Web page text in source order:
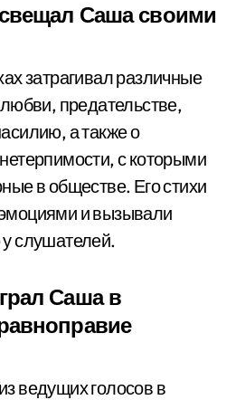
Саша своими
затрагивал различные
предательстве,
а также о
с которыми
в обществе. Его стихи
и вызывали
слушателей.
Саша в
ведущих голосов в